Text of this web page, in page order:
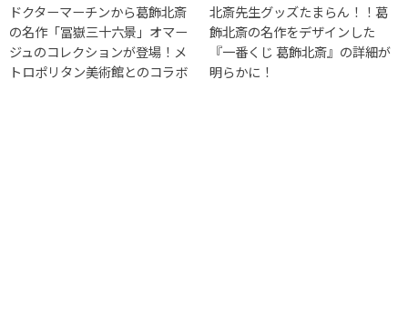
ドクターマーチンから葛飾北斎
の名作「冨嶽三十六景」オマー
ジュのコレクションが登場！メ
トロポリタン美術館とのコラボ
北斎先生グッズたまらん！！葛
飾北斎の名作をデザインした
『一番くじ 葛飾北斎』の詳細が
明らかに！